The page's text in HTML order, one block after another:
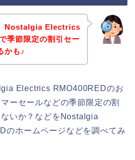
Nostalgia Electrics
季節限定の割引セー
かも♪
Electrics RMO400REDのお
ーセールなどの季節限定の割
いか？などをNostalgia
のホームページなどを調べてみ